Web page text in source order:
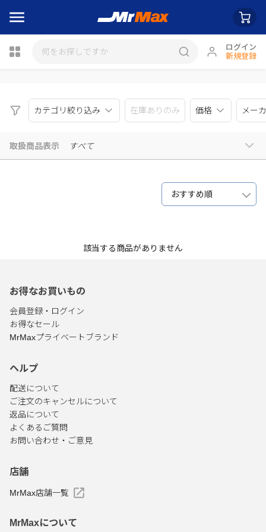
ログイン
新規登録
カテゴリ絞り込み 在庫ありのみ 価格 メー
取扱商品表示 すべて
おすすめ順
該当する商品がありません
お得なお買いもの
会員登録・ログイン
お得なセール
MrMaxプライベートブランド
ヘルプ
配送について
ご注文のキャンセルについて
返品について
よくあるご質問
お問い合わせ・ご意見
店舗
MrMax店舗一覧
MrMaxについて